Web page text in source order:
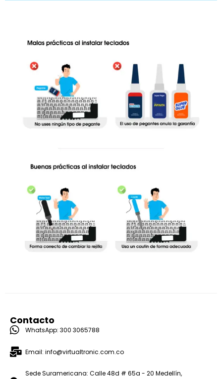
Contacto
WhatsApp: 300 3065788
Email: info@virtualtronic.com.co
Sede Suramericana: Calle 48d # 65a - 20 Medellín,